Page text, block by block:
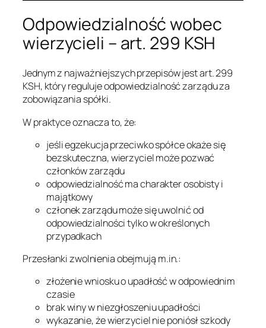
Odpowiedzialność wobec
wierzycieli – art. 299 KSH
Jednym z najważniejszych przepisów jest art. 299
KSH, który reguluje odpowiedzialność zarządu za
zobowiązania spółki.
W praktyce oznacza to, że:
jeśli egzekucja przeciwko spółce okaże się
bezskuteczna, wierzyciel może pozwać
członków zarządu
odpowiedzialność ma charakter osobisty i
majątkowy
członek zarządu może się uwolnić od
odpowiedzialności tylko w określonych
przypadkach
Przesłanki zwolnienia obejmują m.in.:
złożenie wniosku o upadłość w odpowiednim
czasie
brak winy w niezgłoszeniu upadłości
wykazanie, że wierzyciel nie poniósł szkody